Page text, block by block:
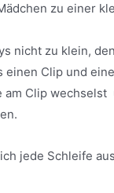
zu einer
nicht zu klein,
Clip und
am Clip
jede Schleife